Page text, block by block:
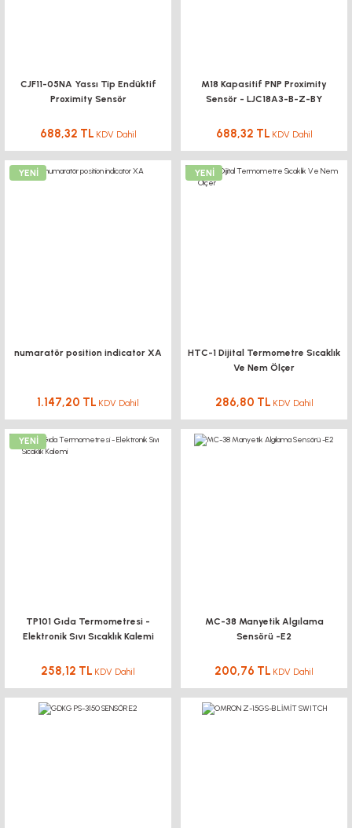
CJF11-05NA Yassı Tip Endüktif
Proximity Sensör
688,32 TL KDV Dahil
M18 Kapasitif PNP Proximity
Sensör - LJC18A3-B-Z-BY
688,32 TL KDV Dahil
YENİ
numaratör position indicator XA
1.147,20 TL KDV Dahil
YENİ
HTC-1 Dijital Termometre Sıcaklık
Ve Nem Ölçer
286,80 TL KDV Dahil
YENİ
TP101 Gıda Termometresi -
Elektronik Sıvı Sıcaklık Kalemi
258,12 TL KDV Dahil
MC-38 Manyetik Algılama
Sensörü -E2
200,76 TL KDV Dahil